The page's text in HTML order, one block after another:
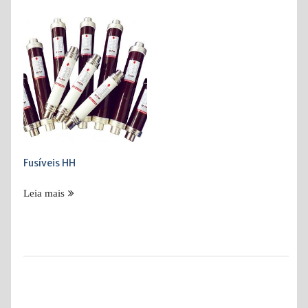
Exibindo um único resultado
Fusíveis HH
Leia mais